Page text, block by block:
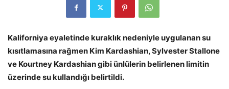
Kaliforniya eyaletinde kuraklık nedeniyle uygulanan su
kısıtlamasına rağmen Kim Kardashian, Sylvester Stallone
ve Kourtney Kardashian gibi ünlülerin belirlenen limitin
üzerinde su kullandığı belirtildi.